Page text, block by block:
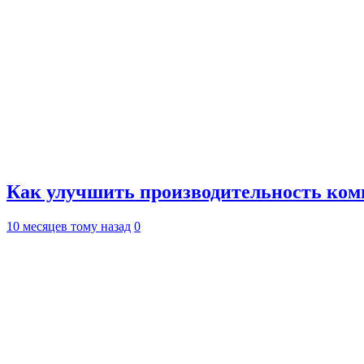
Как улучшить производительность
10 месяцев тому назад 0